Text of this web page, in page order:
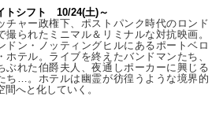
トシフト 10/24(土)～
チャー政権下、ポストパンク時代のロンド
撮られたミニマル＆リミナルな対抗映画。
ドン・ノッティングヒルにあるポートベロ
ホテル。ライブを終えたバンドマンたち、
ぶれた伯爵夫人、夜通しポーカーに興じる
ち…。ホテルは幽霊が彷徨うような境界的
間へと化していく。